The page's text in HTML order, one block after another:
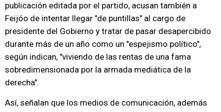
publicación editada por el partido, acusan también a
Feijóo de intentar llegar "de puntillas" al cargo de
presidente del Gobierno y tratar de pasar desapercibido
durante más de un año como un "espejismo político",
según indican, "viviendo de las rentas de una fama
sobredimensionada por la armada mediática de la
derecha".
Así, señalan que los medios de comunicación, además